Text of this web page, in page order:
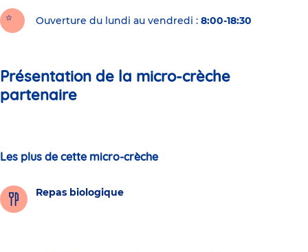
Ouverture du lundi au vendredi : 8:00-18:30
Présentation de la micro-crèche
partenaire
Les plus de cette micro-crèche
Repas biologique